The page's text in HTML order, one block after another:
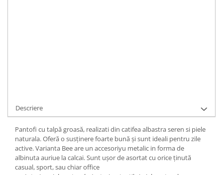
Descriere
Pantofi cu talpă groasă, realizati din catifea albastra seren si piele
naturala. Oferă o susținere foarte bună și sunt ideali pentru zile
active. Varianta Bee are un accesoriyu metalic in forma de
albinuta auriue la calcai. Sunt ușor de asortat cu orice ținută
casual, sport, sau chiar office